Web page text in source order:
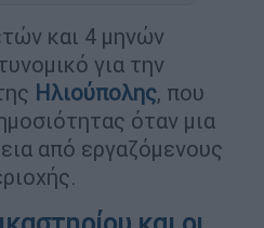
και 4 μηνών
για την
Ηλιούπολης, που
όταν μια
από εργαζόμενους